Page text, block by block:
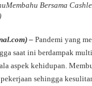
Bersama
– Pandemi yang
saat ini berdampak
aspek kehidupan.
sehingga